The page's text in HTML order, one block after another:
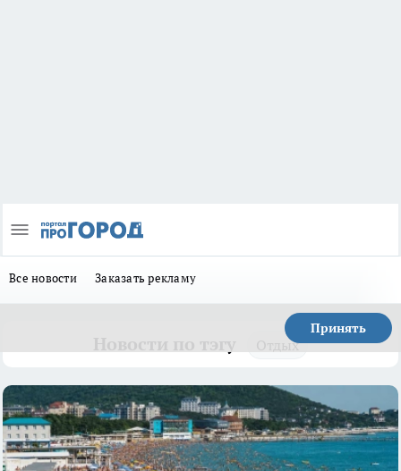
Все новости Заказать рекламу
Принять
Отдых